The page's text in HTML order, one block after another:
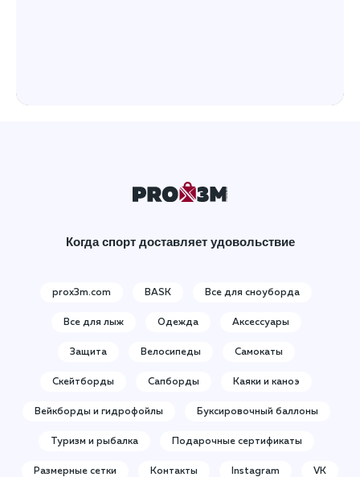
Когда спорт доставляет удовольствие
prox3m.com BASK Все для сноуборда
Все для лыж Одежда Аксессуары
Защита Велосипеды Самокаты
Скейтборды Сапборды Каяки и каноэ
Вейкборды и гидрофойлы Буксировочный баллоны
Туризм и рыбалка Подарочные сертификаты
Размерные сетки Контакты Instagram VK